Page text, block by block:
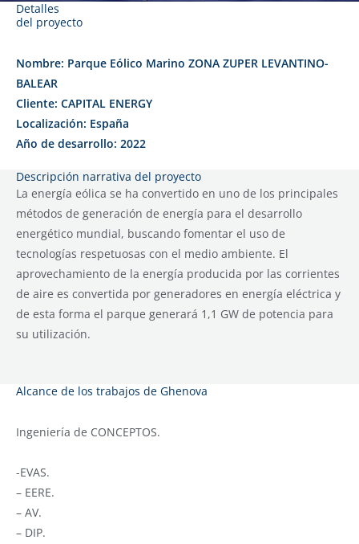
Detalles
del proyecto
Nombre: Parque Eólico Marino ZONA ZUPER LEVANTINO-
BALEAR
Cliente: CAPITAL ENERGY
Localización: España
Año de desarrollo: 2022
Descripción narrativa del proyecto
La energía eólica se ha convertido en uno de los principales
métodos de generación de energía para el desarrollo
energético mundial, buscando fomentar el uso de
tecnologías respetuosas con el medio ambiente. El
aprovechamiento de la energía producida por las corrientes
de aire es convertida por generadores en energía eléctrica y
de esta forma el parque generará 1,1 GW de potencia para
su utilización.
Alcance de los trabajos de Ghenova
Ingeniería de CONCEPTOS.
-EVAS.
– EERE.
– AV.
– DIP.